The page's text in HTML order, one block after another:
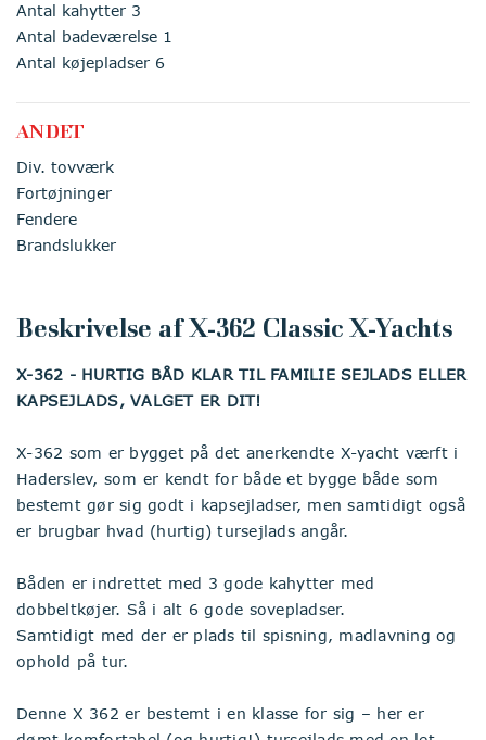
Antal kahytter 3
Antal badeværelse 1
Antal køjepladser 6
ANDET
Div. tovværk
Fortøjninger
Fendere
Brandslukker
Beskrivelse af X-362 Classic X-Yachts
X-362 - HURTIG BÅD KLAR TIL FAMILIE SEJLADS ELLER
KAPSEJLADS, VALGET ER DIT!
X-362 som er bygget på det anerkendte X-yacht værft i
Haderslev, som er kendt for både et bygge både som
bestemt gør sig godt i kapsejladser, men samtidigt også
er brugbar hvad (hurtig) tursejlads angår.
Båden er indrettet med 3 gode kahytter med
dobbeltkøjer. Så i alt 6 gode sovepladser.
Samtidigt med der er plads til spisning, madlavning og
ophold på tur.
Denne X 362 er bestemt i en klasse for sig – her er